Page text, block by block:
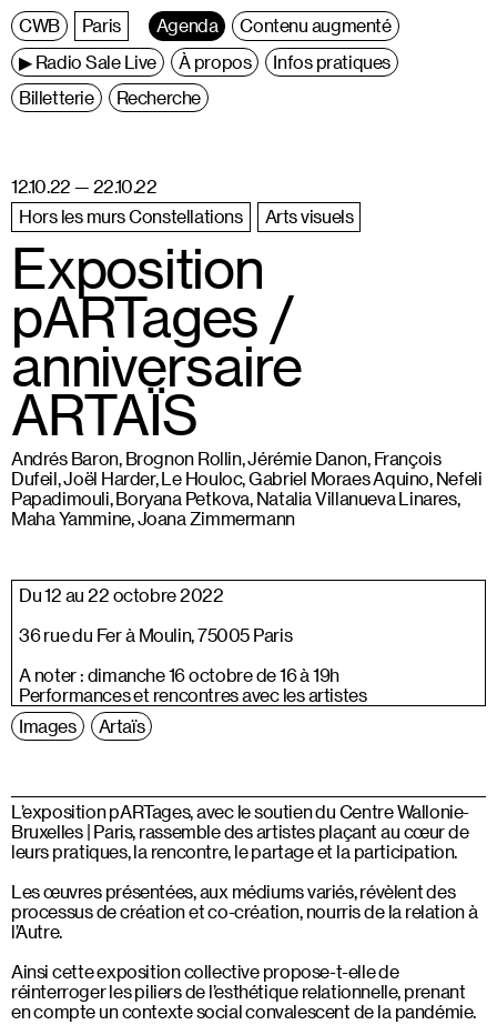
Centre
Wallonie
Bruxelles
Paris Agenda
Contenu augmenté
▶ Radio Sale Live
À propos
Infos pratiques
Billetterie
Recherche
12.10.22 — 22.10.22
Hors les murs Constellations
Arts visuels
Exposition
pARTages /
anniversaire
ARTAÏS
Andrés Baron, Brognon Rollin, Jérémie Danon, François
Dufeil, Joël Harder, Le Houloc, Gabriel Moraes Aquino, Nefeli
Papadimouli, Boryana Petkova, Natalia Villanueva Linares,
Maha Yammine, Joana Zimmermann
Du 12 au 22 octobre 2022
36 rue du Fer à Moulin, 75005 Paris
A noter : dimanche 16 octobre de 16 à 19h
Performances et rencontres avec les artistes
Images
Artaïs
L’exposition pARTages, avec le soutien du Centre Wallonie-
Bruxelles | Paris, rassemble des artistes plaçant au cœur de
leurs pratiques, la rencontre, le partage et la participation.
Les œuvres présentées, aux médiums variés, révèlent des
processus de création et co-création, nourris de la relation à
l’Autre.
Ainsi cette exposition collective propose-t-elle de
réinterroger les piliers de l’esthétique relationnelle, prenant
en compte un contexte social convalescent de la pandémie.